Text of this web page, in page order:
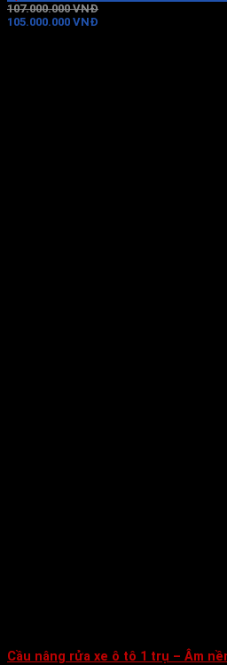
107.000.000 VNĐ
105.000.000 VNĐ
Cầu nâng rửa xe ô tô 1 trụ – Âm